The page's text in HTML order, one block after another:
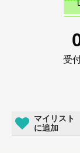
受
マイリスト
に追加